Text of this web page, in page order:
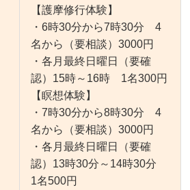
【護摩修行体験】
・6時30分から7時30分 4
名から（要相談）3000円
・各月最終日曜日（要確
認）15時～16時 1名300円
【瞑想体験】
・7時30分から8時30分 4
名から（要相談）3000円
・各月最終日曜日（要確
認）13時30分～14時30分
1名500円